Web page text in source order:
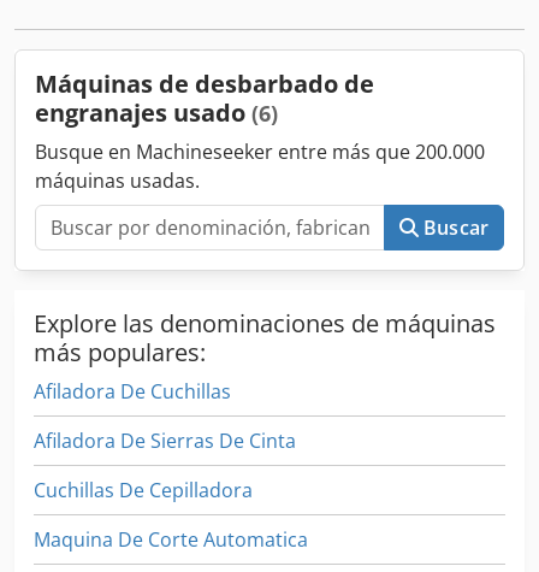
Máquinas de desbarbado de
engranajes usado (6)
Busque en Machineseeker entre más que 200.000
máquinas usadas.
Buscar
Explore las denominaciones de máquinas
más populares:
Afiladora De Cuchillas
Afiladora De Sierras De Cinta
Cuchillas De Cepilladora
Maquina De Corte Automatica